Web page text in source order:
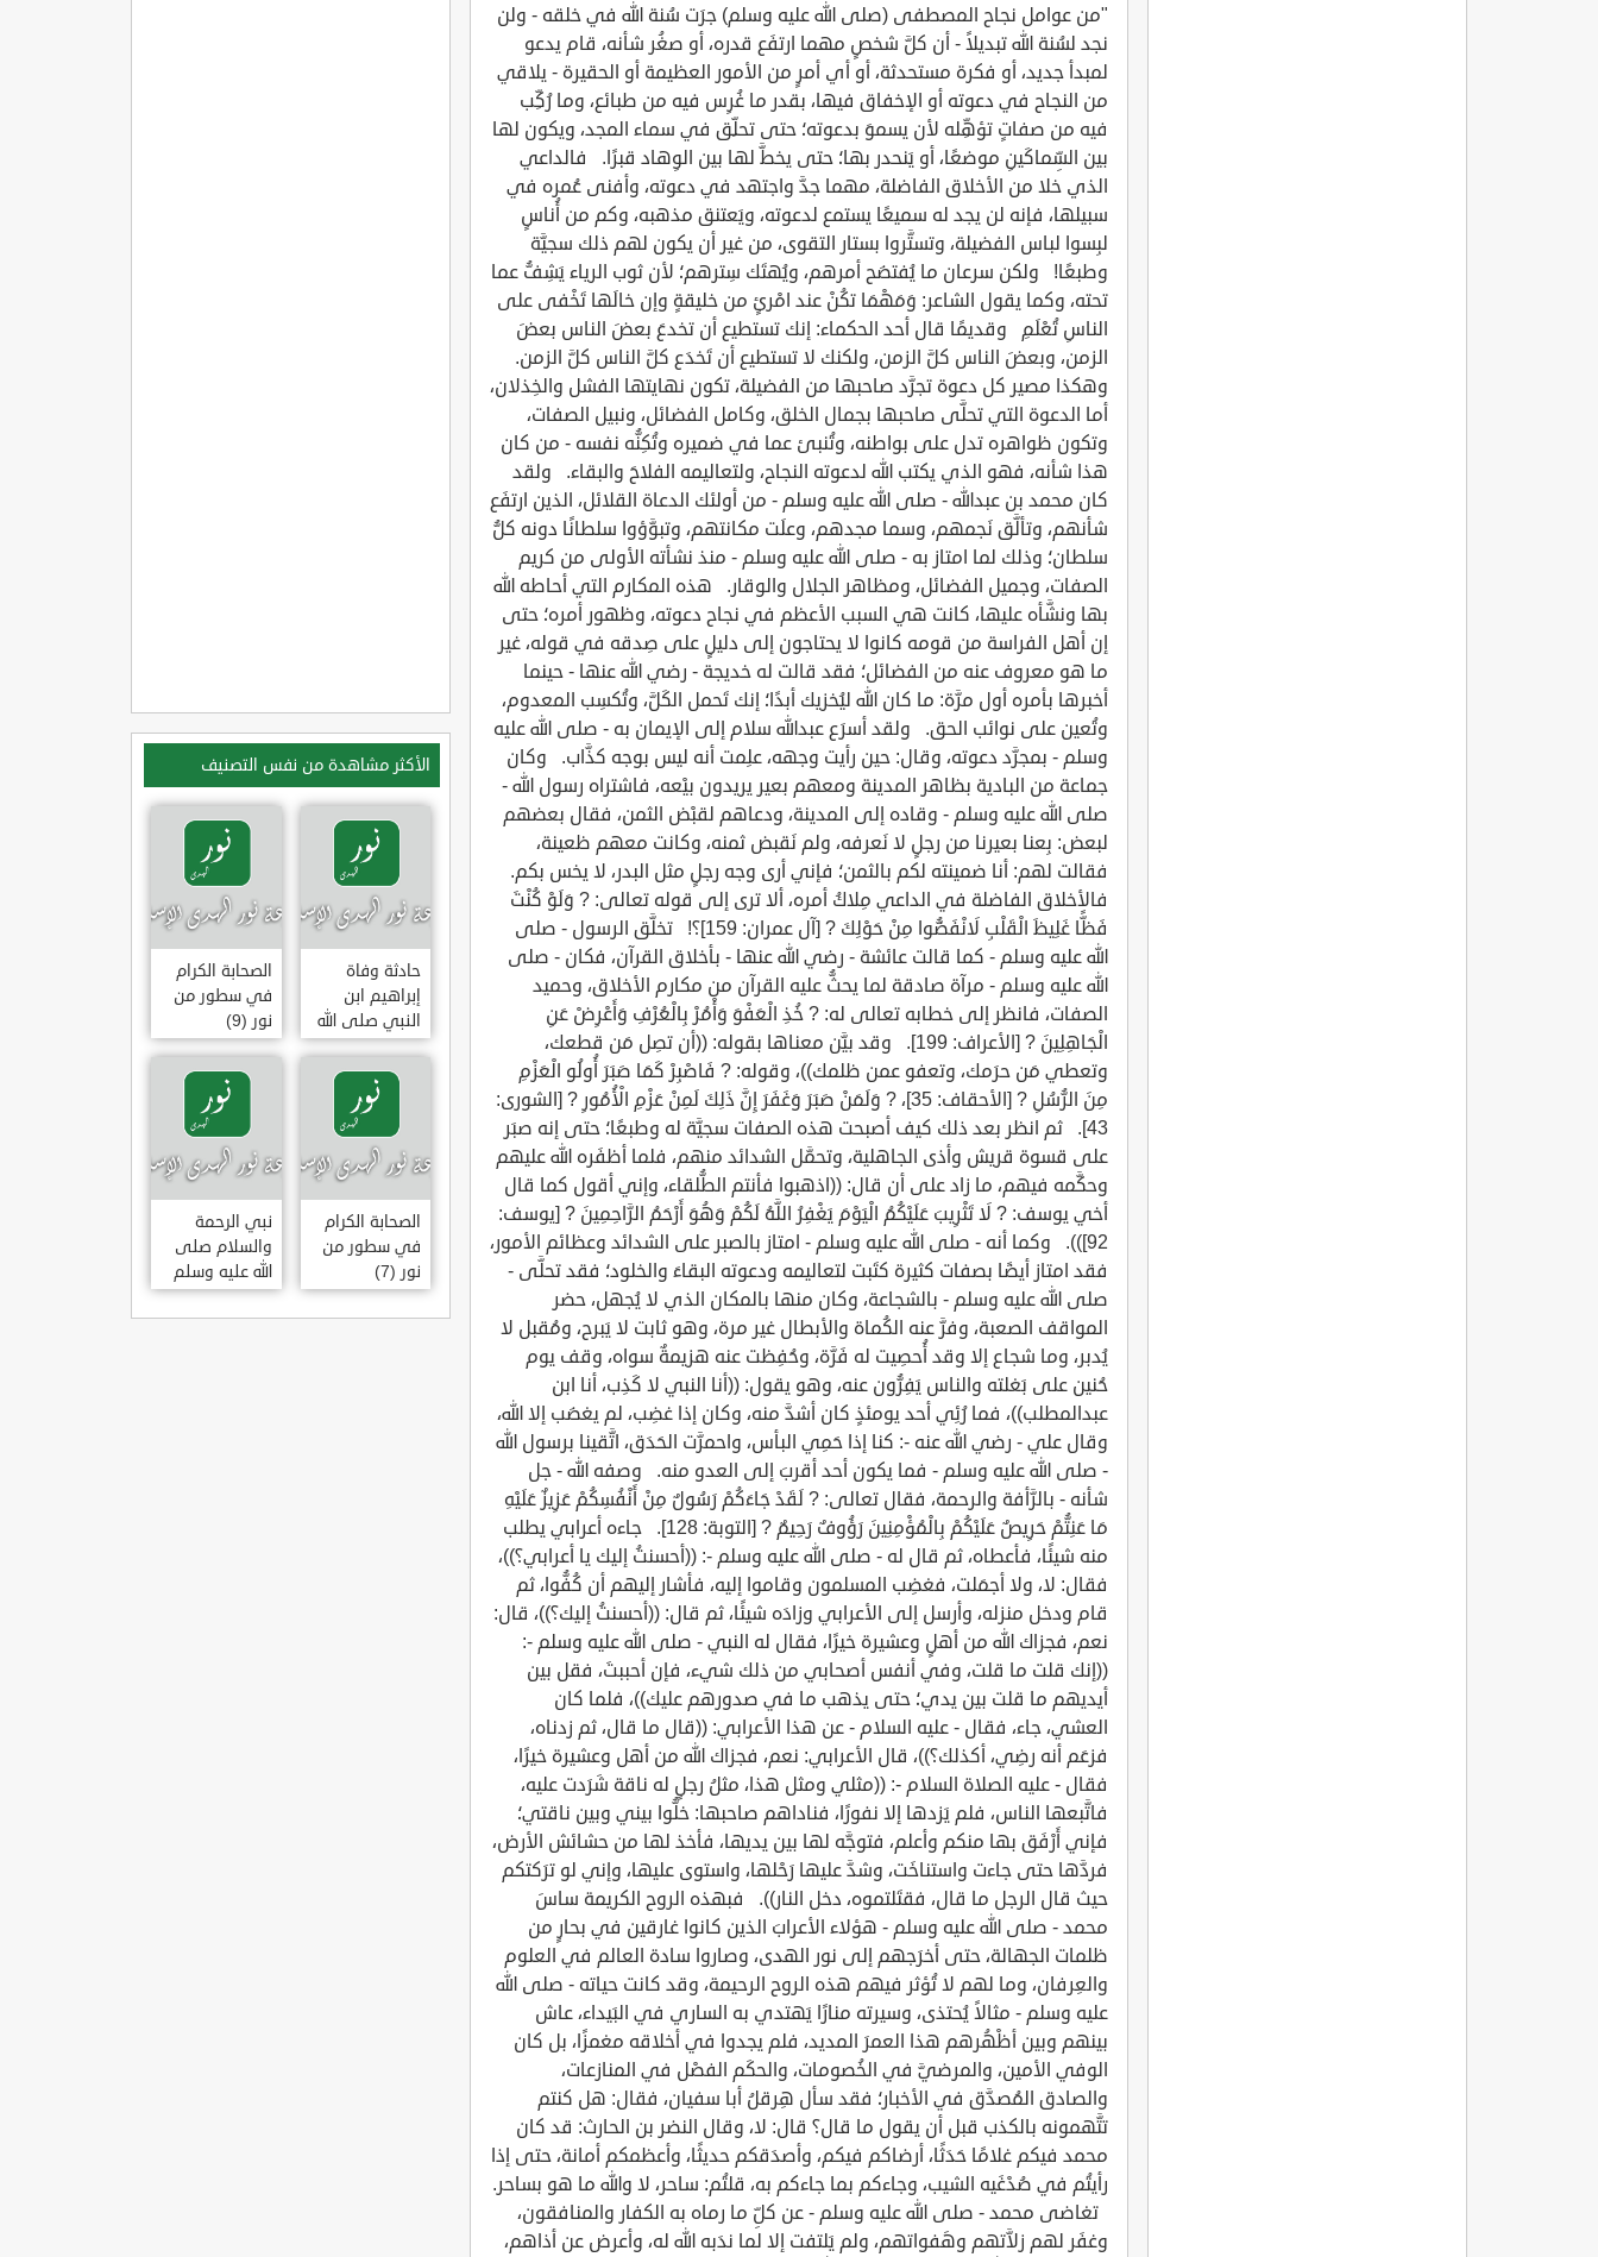
"من عوامل نجاح المصطفى (صلى الله عليه وسلم) جرَت سُنة الله في خلقه - ولن
نجد لسُنة الله تبديلاً - أن كلَّ شخصٍ مهما ارتفَع قدره، أو صغُر شأنه، قام يدعو
لمبدأ جديد، أو فكرة مستحدثة، أو أي أمرٍ من الأمور العظيمة أو الحقيرة - يلاقي
من النجاح في دعوته أو الإخفاق فيها، بقدر ما غُرِس فيه من طبائع، وما رُكِّب
فيه من صفاتٍ تؤهِّله لأن يسموَ بدعوته؛ حتى تحلِّق في سماء المجد، ويكون لها
بين السِّماكَينِ موضعًا، أو يَنحدر بها؛ حتى يخطَّ لها بين الوِهاد قبرًا. فالداعي
الذي خلا من الأخلاق الفاضلة، مهما جدَّ واجتهد في دعوته، وأفنى عُمره في
سبيلها، فإنه لن يجد له سميعًا يستمع لدعوته، ويَعتنق مذهبه، وكم من أُناسٍ
لبِسوا لباس الفضيلة، وتستَّروا بستار التقوى، من غير أن يكون لهم ذلك سجيَّة
وطبعًا! ولكن سرعان ما يُفتضَح أمرهم، ويُهتَك سِترهم؛ لأن ثوب الرياء يَشِفُّ عما
تحته، وكما يقول الشاعر: وَمَهْمَا تكُنْ عند امْرئٍ من خليقةٍ وإن خالَها تَخْفى على
الناسِ تُعْلَمِ وقديمًا قال أحد الحكماء: إنك تستطيع أن تخدعَ بعضَ الناس بعضَ
الزمن، وبعضَ الناس كلَّ الزمن، ولكنك لا تستطيع أن تَخدَع كلَّ الناس كلَّ الزمن.
وهكذا مصير كل دعوة تجرَّد صاحبها من الفضيلة، تكون نهايتها الفشل والخِذلان،
أما الدعوة التي تحلَّى صاحبها بجمال الخلق، وكامل الفضائل، ونبيل الصفات،
وتكون ظواهره تدل على بواطنه، وتُنبئ عما في ضميره وتُكِنُّه نفسه - من كان
هذا شأنه، فهو الذي يكتب الله لدعوته النجاح، ولتعاليمه الفلاحَ والبقاء. ولقد
كان محمد بن عبدالله - صلى الله عليه وسلم - من أولئك الدعاة القلائل، الذين ارتفَع
شأنهم، وتألَّق نَجمهم، وسما مجدهم، وعلَت مكانتهم، وتبوَّؤوا سلطانًا دونه كلُّ
سلطان؛ وذلك لما امتاز به - صلى الله عليه وسلم - منذ نشأته الأولى من كريم
الصفات، وجميل الفضائل، ومظاهر الجلال والوقار. هذه المكارم التي أحاطه الله
بها ونشَّأه عليها، كانت هي السبب الأعظم في نجاح دعوته، وظهور أمره؛ حتى
إن أهل الفراسة من قومه كانوا لا يحتاجون إلى دليلٍ على صِدقه في قوله، غير
ما هو معروف عنه من الفضائل؛ فقد قالت له خديجة - رضي الله عنها - حينما
أخبرها بأمره أول مرَّة: ما كان الله ليُخزيك أبدًا؛ إنك تَحمل الكَلَّ، وتُكسِب المعدوم،
وتُعين على نوائب الحق. ولقد أسرَع عبدالله سلام إلى الإيمان به - صلى الله عليه
وسلم - بمجرَّد دعوته، وقال: حين رأيت وجهه، علِمت أنه ليس بوجه كذَّاب. وكان
جماعة من البادية بظاهر المدينة ومعهم بعير يريدون بيْعه، فاشتراه رسول الله -
صلى الله عليه وسلم - وقاده إلى المدينة، ودعاهم لقبْض الثمن، فقال بعضهم
لبعض: بِعنا بعيرنا من رجلٍ لا نَعرفه، ولم نَقبض ثمنه، وكانت معهم ظعينة،
فقالت لهم: أنا ضمينته لكم بالثمن؛ فإني أرى وجه رجلٍ مثل البدر، لا يخس بكم.
فالأخلاق الفاضلة في الداعي مِلاكُ أمره، ألا ترى إلى قوله تعالى: ? وَلَوْ كُنْتَ
فَظًّا غَلِيظَ الْقَلْبِ لَانْفَضُّوا مِنْ حَوْلِكَ ? [آل عمران: 159]؟! تخلَّق الرسول - صلى
الله عليه وسلم - كما قالت عائشة - رضي الله عنها - بأخلاق القرآن، فكان - صلى
الله عليه وسلم - مرآة صادقة لما يحثُّ عليه القرآن من مكارم الأخلاق، وحميد
الصفات، فانظر إلى خطابه تعالى له: ? خُذِ الْعَفْوَ وَأْمُرْ بِالْعُرْفِ وَأَعْرِضْ عَنِ
الْجَاهِلِينَ ? [الأعراف: 199]. وقد بيَّن معناها بقوله: ((أن تصِل مَن قطعك،
وتعطي مَن حرَمك، وتعفو عمن ظلمك))، وقوله: ? فَاصْبِرْ كَمَا صَبَرَ أُولُو الْعَزْمِ
مِنَ الرُّسُلِ ? [الأحقاف: 35]، ? وَلَمَنْ صَبَرَ وَغَفَرَ إِنَّ ذَلِكَ لَمِنْ عَزْمِ الْأُمُورِ ? [الشورى:
43]. ثم انظر بعد ذلك كيف أصبحت هذه الصفات سجيَّة له وطبعًا؛ حتى إنه صبَر
على قسوة قريش وأذى الجاهلية، وتحمَّل الشدائد منهم، فلما أظفَره الله عليهم
وحكَّمه فيهم، ما زاد على أن قال: ((اذهبوا فأنتم الطُّلقاء، وإني أقول كما قال
أخي يوسف: ? لَا تَثْرِيبَ عَلَيْكُمُ الْيَوْمَ يَغْفِرُ اللَّهُ لَكُمْ وَهُوَ أَرْحَمُ الرَّاحِمِينَ ? [يوسف:
92])). وكما أنه - صلى الله عليه وسلم - امتاز بالصبر على الشدائد وعظائم الأمور،
فقد امتاز أيضًا بصفات كثيرة كتَبت لتعاليمه ودعوته البقاءَ والخلود؛ فقد تحلَّى -
صلى الله عليه وسلم - بالشجاعة، وكان منها بالمكان الذي لا يُجهل، حضر
المواقف الصعبة، وفرَّ عنه الكُماة والأبطال غير مرة، وهو ثابت لا يَبرح، ومُقبل لا
يُدبر، وما شجاع إلا وقد أُحصِيت له فَرَّة، وحُفِظت عنه هزيمةٌ سواه، وقف يوم
حُنين على بَغلته والناس يَفِرُّون عنه، وهو يقول: ((أنا النبي لا كَذِب، أنا ابن
عبدالمطلب))، فما رُئِي أحد يومئذٍ كان أشدَّ منه، وكان إذا غضِب، لم يغضَب إلا الله،
وقال علي - رضي الله عنه -: كنا إذا حَمِي البأس، واحمرَّت الحَدَق، اتَّقينا برسول الله
- صلى الله عليه وسلم - فما يكون أحد أقربَ إلى العدو منه. وصفه الله - جل
شأنه - بالرَّأفة والرحمة، فقال تعالى: ? لَقَدْ جَاءَكُمْ رَسُولٌ مِنْ أَنْفُسِكُمْ عَزِيزٌ عَلَيْهِ
مَا عَنِتُّمْ حَرِيصٌ عَلَيْكُمْ بِالْمُؤْمِنِينَ رَؤُوفٌ رَحِيمٌ ? [التوبة: 128]. جاءه أعرابي يطلب
منه شيئًا، فأعطاه، ثم قال له - صلى الله عليه وسلم -: ((أحسنتُ إليك يا أعرابي؟))،
فقال: لا، ولا أجمَلت، فغضِب المسلمون وقاموا إليه، فأشار إليهم أن كُفُّوا، ثم
قام ودخل منزله، وأرسل إلى الأعرابي وزادَه شيئًا، ثم قال: ((أحسنتُ إليك؟))، قال:
نعم، فجزاك الله من أهلٍ وعشيرة خيرًا، فقال له النبي - صلى الله عليه وسلم -:
((إنك قلت ما قلت، وفي أنفس أصحابي من ذلك شيء، فإن أحببتَ، فقل بين
أيديهم ما قلت بين يدي؛ حتى يذهب ما في صدورهم عليك))، فلما كان
العشي، جاء، فقال - عليه السلام - عن هذا الأعرابي: ((قال ما قال، ثم زدناه،
فزعَم أنه رضِي، أكذلك؟))، قال الأعرابي: نعم، فجزاك الله من أهل وعشيرة خيرًا،
فقال - عليه الصلاة السلام -: ((مثلي ومثل هذا، مثلُ رجلٍ له ناقة شَرَدت عليه،
فاتَّبعها الناس، فلم يَزدها إلا نفورًا، فناداهم صاحبها: خلُّوا بيني وبين ناقتي؛
فإني أَرْفَق بها منكم وأعلم، فتوجَّه لها بين يديها، فأخذ لها من حشائش الأرض،
فردَّها حتى جاءت واستناخَت، وشدَّ عليها رَحْلها، واستوى عليها، وإني لو ترَكتكم
حيث قال الرجل ما قال، فقتَلتموه، دخل النار)). فبهذه الروح الكريمة ساسَ
محمد - صلى الله عليه وسلم - هؤلاء الأعرابَ الذين كانوا غارقين في بحارٍ من
ظلمات الجهالة، حتى أخرَجهم إلى نور الهدى، وصاروا سادة العالم في العلوم
والعِرفان، وما لهم لا تُؤثر فيهم هذه الروح الرحيمة، وقد كانت حياته - صلى الله
عليه وسلم - مثالاً يُحتذى، وسيرته منارًا يَهتدي به الساري في البَيداء، عاش
بينهم وبين أظْهُرهم هذا العمرَ المديد، فلم يجدوا في أخلاقه مغمزًا، بل كان
الوفي الأمين، والمرضيَّ في الخُصومات، والحكَم الفصْل في المنازعات،
والصادق المُصدَّق في الأخبار؛ فقد سأل هِرقلُ أبا سفيان، فقال: هل كنتم
تتَّهمونه بالكذب قبل أن يقول ما قال؟ قال: لا، وقال النضر بن الحارث: قد كان
محمد فيكم غلامًا حَدَثًا، أرضاكم فيكم، وأصدَقكم حديثًا، وأعظمكم أمانة، حتى إذا
رأيتُم في صُدْغَيه الشيب، وجاءكم بما جاءكم به، قلتُم: ساحر، لا والله ما هو بساحر.
تغاضى محمد - صلى الله عليه وسلم - عن كلِّ ما رماه به الكفار والمنافقون،
وغفَر لهم زلاَّتهم وهَفواتهم، ولم يَلتفت إلا لما ندَبه الله له، وأعرض عن أذاهم،
الأكثر مشاهدة من نفس التصنيف
حادثة وفاة
إبراهيم ابن
النبي صلى الله
عليه وسلم
(وقفة تأملية)
الصحابة الكرام
في سطور من
نور (9)
الصحابة الكرام
في سطور من
نور (7)
نبي الرحمة
والسلام صلى
الله عليه وسلم